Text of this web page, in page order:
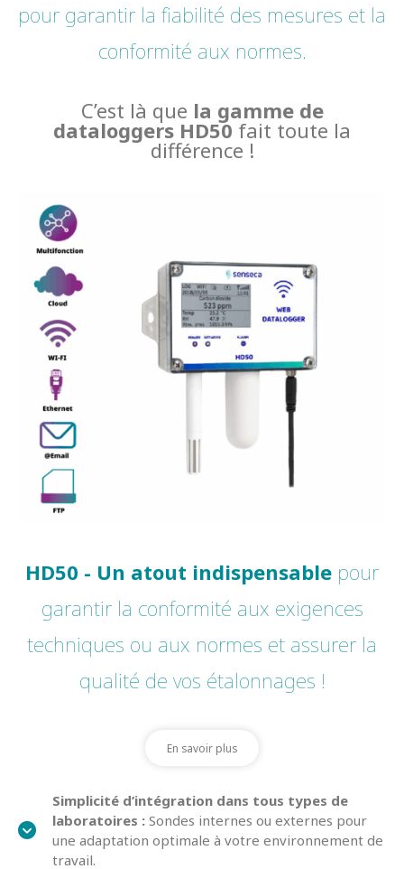
pour garantir la fiabilité des mesures et la
conformité aux normes.
C’est là que la gamme de
dataloggers HD50 fait toute la
différence !
HD50 - Un atout indispensable pour
garantir la conformité aux exigences
techniques ou aux normes et assurer la
qualité de vos étalonnages !
En savoir plus
Simplicité d’intégration dans tous types de
laboratoires : Sondes internes ou externes pour
une adaptation optimale à votre environnement de
travail.